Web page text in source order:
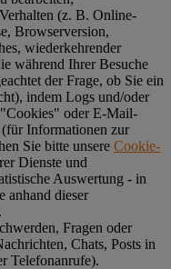
(z. B. Online-
Browserversion,
wiederkehrender
während Ihrer Besuche
der Frage, ob Sie ein
indem Logs und/oder
oder E-Mail-
Informationen zur
Sie bitte unsere Cookie-
Dienste und
Auswertung - in
anhand dieser
Fragen oder
Chats, Posts in
Telefonanrufe).